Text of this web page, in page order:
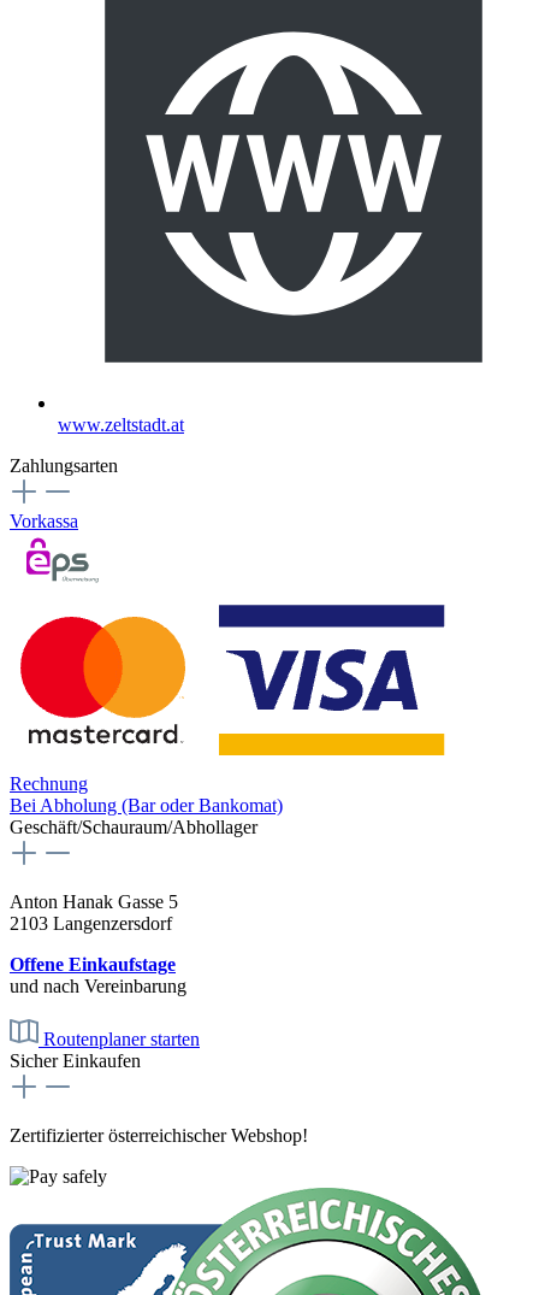
www.zeltstadt.at
Zahlungsarten
Vorkassa
Rechnung
Bei Abholung (Bar oder Bankomat)
Geschäft/Schauraum/Abhollager
Anton Hanak Gasse 5
2103 Langenzersdorf
Offene Einkaufstage
und nach Vereinbarung
Routenplaner starten
Sicher Einkaufen
Zertifizierter österreichischer Webshop!